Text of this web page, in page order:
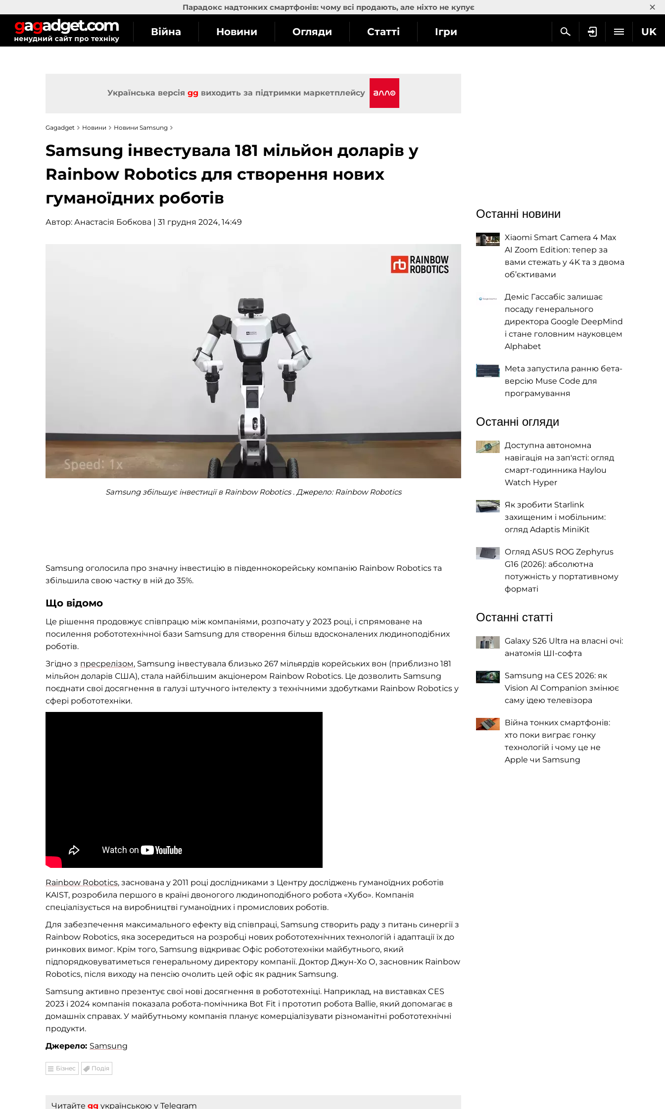
Парадокс надтонких смартфонів: чому всі продають, але ніхто не купує ×
UK
Війна Новини Огляди Статті Ігри
Українська версія gg виходить за підтримки маркетплейсу
Gagadget Новини Новини Samsung
Samsung інвестувала 181 мільйон доларів у
Rainbow Robotics для створення нових
гуманоїдних роботів
Автор: Анастасія Бобкова | 31 грудня 2024, 14:49
Samsung збільшує інвестиції в Rainbow Robotics . Джерело: Rainbow Robotics
Samsung оголосила про значну інвестицію в південнокорейську компанію Rainbow Robotics та
збільшила свою частку в ній до 35%.
Що відомо
Це рішення продовжує співпрацю між компаніями, розпочату у 2023 році, і спрямоване на
посилення робототехнічної бази Samsung для створення більш вдосконалених людиноподібних
роботів.
Згідно з пресрелізом, Samsung інвестувала близько 267 мільярдів корейських вон (приблизно 181
мільйон доларів США), стала найбільшим акціонером Rainbow Robotics. Це дозволить Samsung
поєднати свої досягнення в галузі штучного інтелекту з технічними здобутками Rainbow Robotics у
сфері робототехніки.
Rainbow Robotics, заснована у 2011 році дослідниками з Центру досліджень гуманоїдних роботів
KAIST, розробила першого в країні двоногого людиноподібного робота «Хубо». Компанія
спеціалізується на виробництві гуманоїдних і промислових роботів.
Для забезпечення максимального ефекту від співпраці, Samsung створить раду з питань синергії з
Rainbow Robotics, яка зосередиться на розробці нових робототехнічних технологій і адаптації їх до
ринкових вимог. Крім того, Samsung відкриває Офіс робототехніки майбутнього, який
підпорядковуватиметься генеральному директору компанії. Доктор Джун-Хо О, засновник Rainbow
Robotics, після виходу на пенсію очолить цей офіс як радник Samsung.
Samsung активно презентує свої нові досягнення в робототехніці. Наприклад, на виставках CES
2023 і 2024 компанія показала робота-помічника Bot Fit і прототип робота Ballie, який допомагає в
домашніх справах. У майбутньому компанія планує комерціалізувати різноманітні робототехнічні
продукти.
Джерело: Samsung
Бізнес Подія
Читайте gg українською у Telegram
Останні новини
Xiaomi Smart Camera 4 Max
AI Zoom Edition: тепер за
вами стежать у 4K та з двома
об’єктивами
Деміс Гассабіс залишає
посаду генерального
директора Google DeepMind
і стане головним науковцем
Alphabet
Meta запустила ранню бета-
версію Muse Code для
програмування
Останні огляди
Доступна автономна
навігація на зап'ясті: огляд
смарт-годинника Haylou
Watch Hyper
Як зробити Starlink
захищеним і мобільним:
огляд Adaptis MiniKit
Огляд ASUS ROG Zephyrus
G16 (2026): абсолютна
потужність у портативному
форматі
Останні статті
Galaxy S26 Ultra на власні очі:
анатомія ШІ-софта
Samsung на CES 2026: як
Vision AI Companion змінює
саму ідею телевізора
Війна тонких смартфонів:
хто поки виграє гонку
технологій і чому це не
Apple чи Samsung